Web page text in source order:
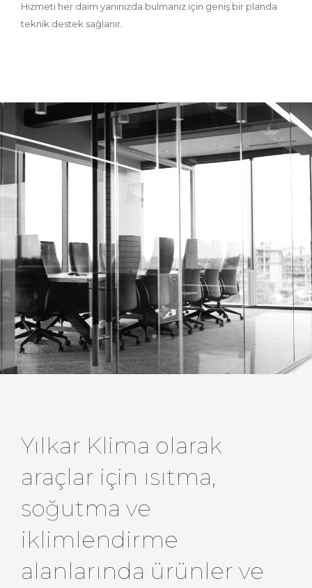
Hizmeti her daim yanınızda bulmanız için geniş bir planda
teknik destek sağlanır.
Yılkar Klima olarak
araçlar için ısıtma,
soğutma ve
iklimlendirme
alanlarında ürünler ve